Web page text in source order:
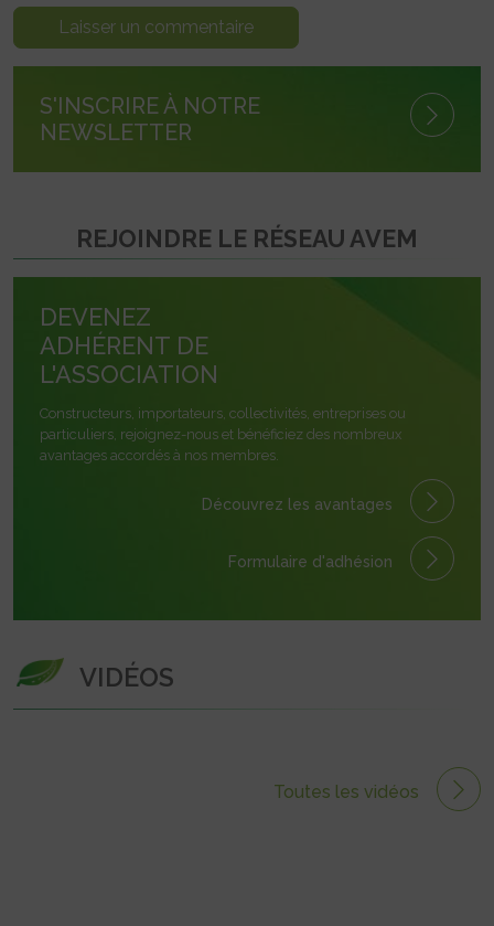
S'INSCRIRE À NOTRE
NEWSLETTER
REJOINDRE LE RÉSEAU AVEM
DEVENEZ
ADHÉRENT DE
L'ASSOCIATION
Constructeurs, importateurs, collectivités, entreprises ou
particuliers, rejoignez-nous et bénéficiez des nombreux
avantages accordés à nos membres.
Découvrez les avantages
Formulaire d'adhésion
VIDÉOS
Toutes les vidéos